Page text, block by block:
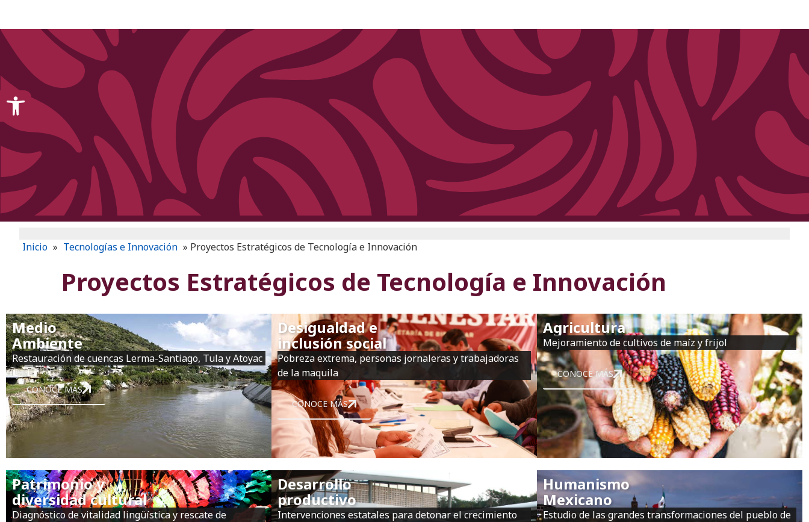
Inicio » Tecnologías e Innovación » Proyectos Estratégicos de Tecnología e Innovación
Proyectos Estratégicos de Tecnología e Innovación
Medio
Ambiente
Restauración de cuencas Lerma-Santiago, Tula y Atoyac
CONOCE MÁS
Desigualdad e
inclusión social
Pobreza extrema, personas jornaleras y trabajadoras
de la maquila
CONOCE MÁS
Agricultura
Mejoramiento de cultivos de maíz y frijol
CONOCE MÁS
Patrimonio y
diversidad cultural
Diagnóstico de vitalidad lingüística y rescate de
Desarrollo
productivo
Intervenciones estatales para detonar el crecimiento
Humanismo
Mexicano
Estudio de las grandes transformaciones del pueblo de
Open toolbar